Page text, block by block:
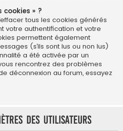
cookies » ?
tous les cookies générés
votre authentification et votre
permettent également
(s’ils sont lus ou non lus)
a été activée par un
rencontrez des problèmes
déconnexion au forum, essayez
des utilisateurs